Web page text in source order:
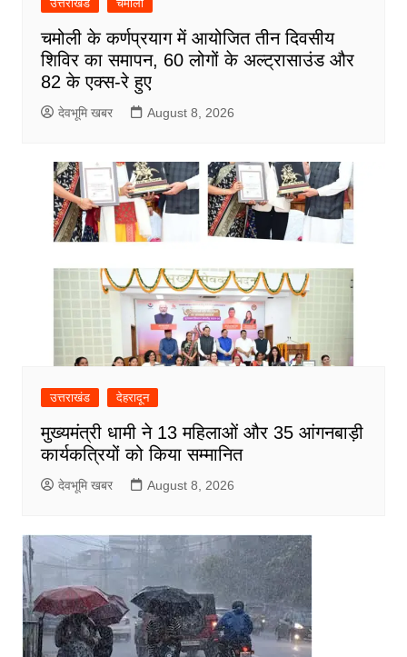
उत्तराखंड चमोली
चमोली के कर्णप्रयाग में आयोजित तीन दिवसीय
शिविर का समापन, 60 लोगों के अल्ट्रासाउंड और
82 के एक्स-रे हुए
देवभूमि खबर August 8, 2026
उत्तराखंड देहरादून
मुख्यमंत्री धामी ने 13 महिलाओं और 35 आंगनबाड़ी
कार्यकत्रियों को किया सम्मानित
देवभूमि खबर August 8, 2026